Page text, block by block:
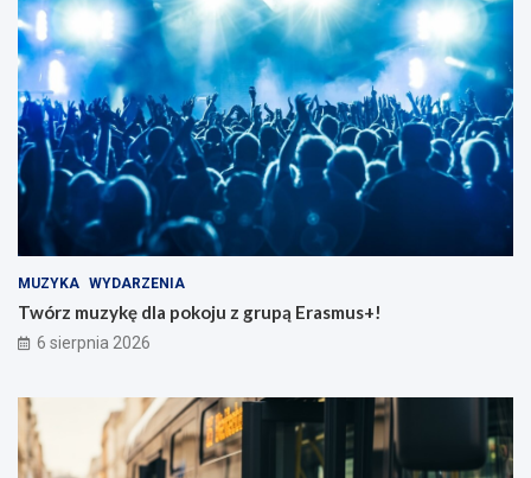
MUZYKA WYDARZENIA
Twórz muzykę dla pokoju z grupą Erasmus+!
6 sierpnia 2026